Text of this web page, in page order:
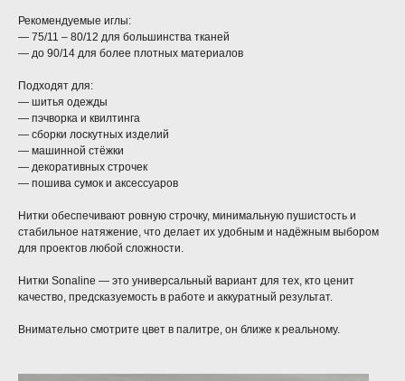
Рекомендуемые иглы:
— 75/11 – 80/12 для большинства тканей
— до 90/14 для более плотных материалов
Подходят для:
— шитья одежды
— пэчворка и квилтинга
— сборки лоскутных изделий
— машинной стёжки
— декоративных строчек
— пошива сумок и аксессуаров
Нитки обеспечивают ровную строчку, минимальную пушистость и
стабильное натяжение, что делает их удобным и надёжным выбором
для проектов любой сложности.
Нитки Sonaline — это универсальный вариант для тех, кто ценит
качество, предсказуемость в работе и аккуратный результат.
Внимательно смотрите цвет в палитре, он ближе к реальному.